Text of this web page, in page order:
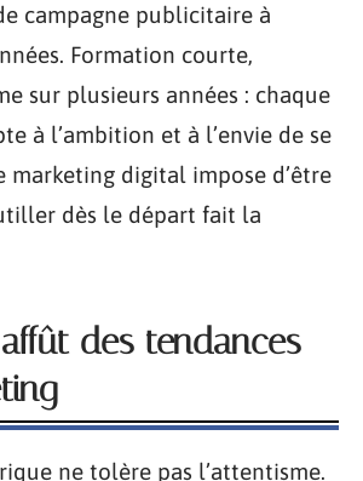
campagne publicitaire à
Formation courte,
sur plusieurs années : chaque
à l’ambition et à l’envie de se
marketing digital impose d’être
dès le départ fait la
des tendances
ne tolère pas l’attentisme.